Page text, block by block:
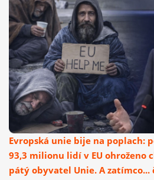
Evropská unie bije na poplach:
93,3 milionu lidí v EU ohroženo
pátý obyvatel Unie. A zatímco...